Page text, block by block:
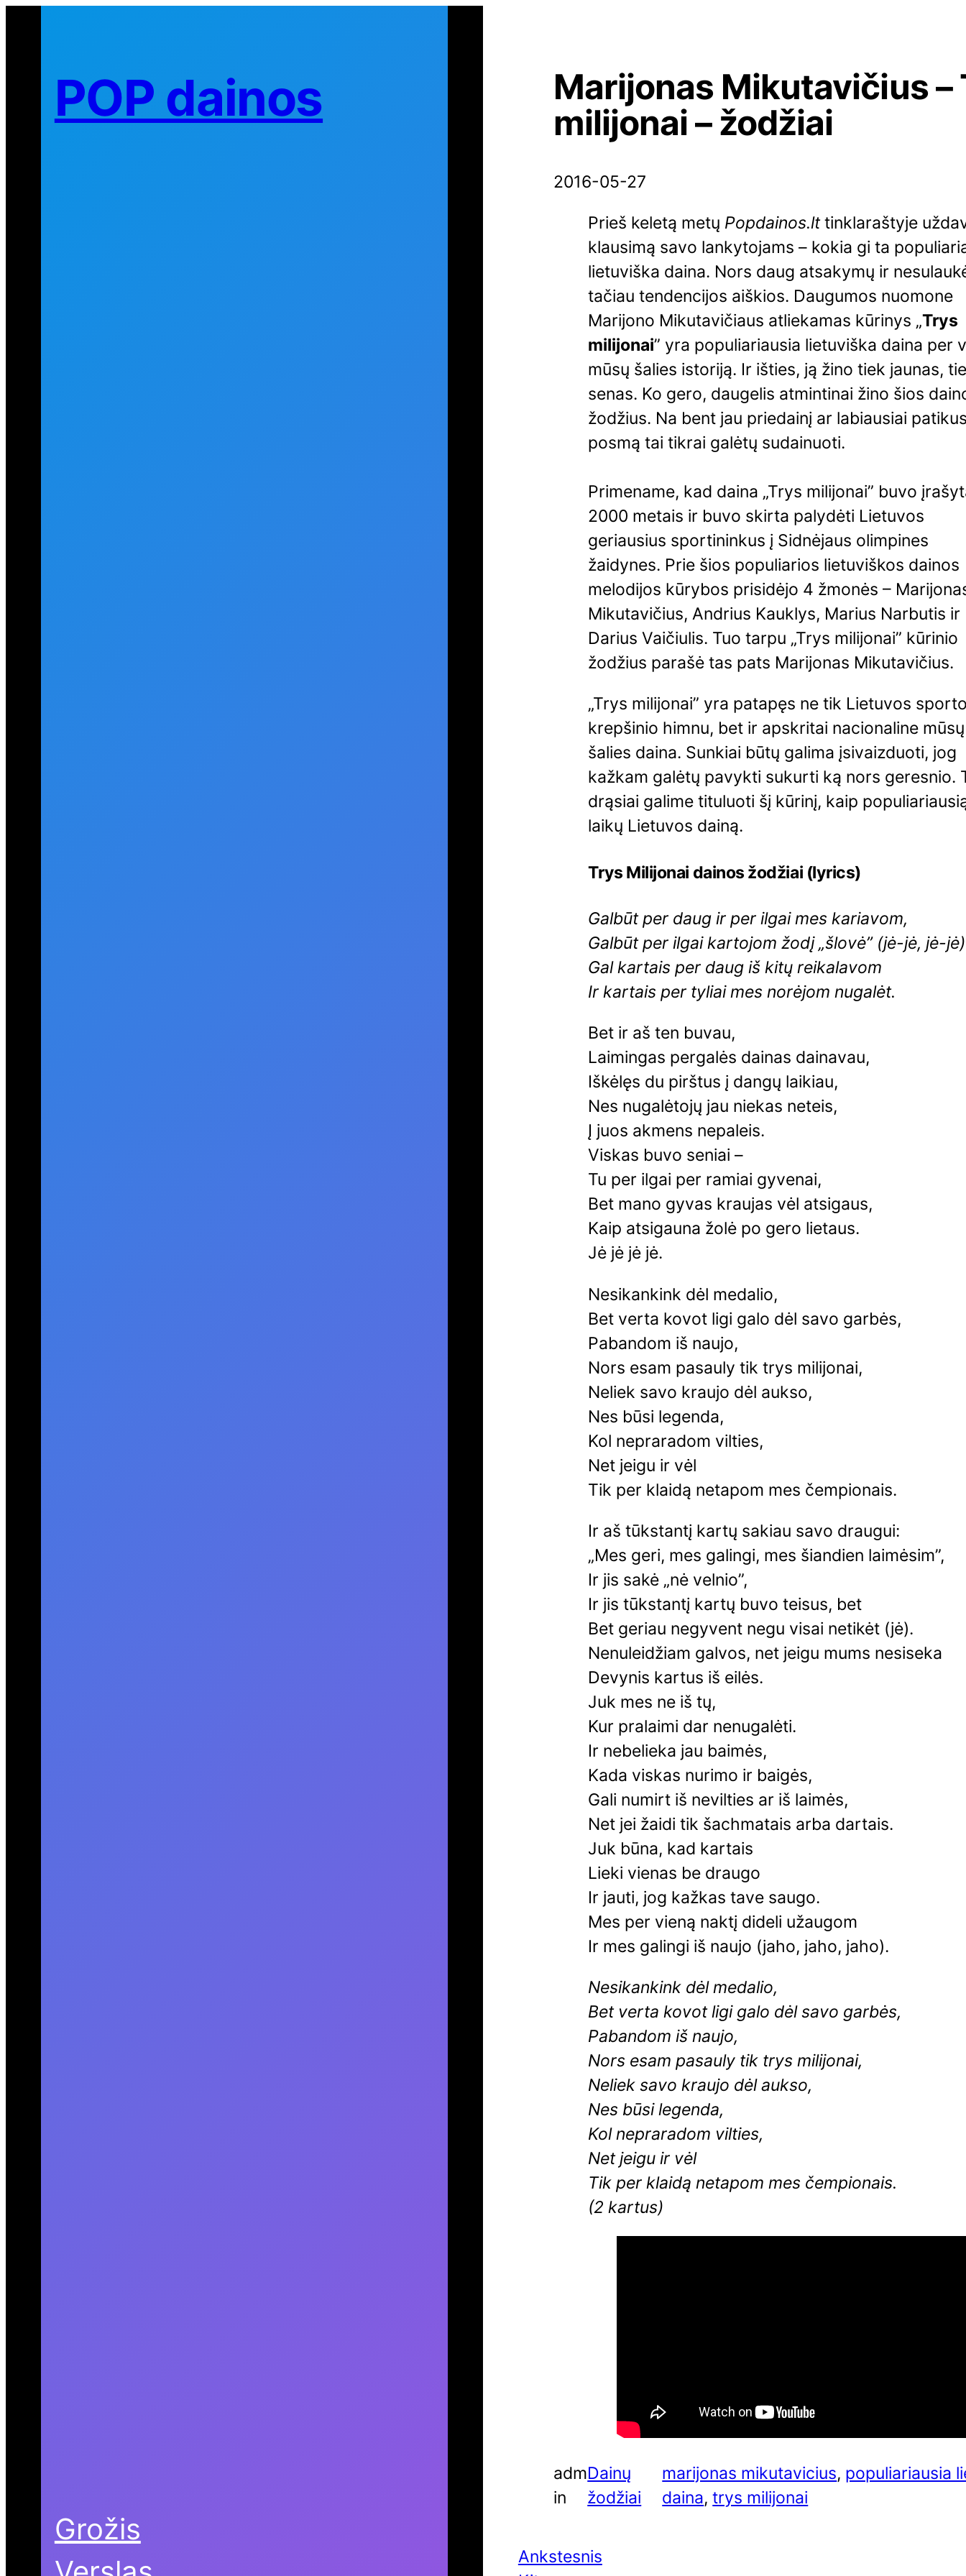
POP dainos
Grožis
Marijonas Mikutavičius –
milijonai – žodžiai
2016-05-27
Prieš keletą metų Popdainos.lttinklaraštyje
klausimą savo lankytojams – kokia gi ta
lietuviška daina. Nors daug atsakymų ir
tačiau tendencijos aiškios. Daugumos nuomone
Marijono Mikutavičiaus atliekamas kūrinys „Trys
milijonai” yra populiariausia lietuviška daina per
mūsų šalies istoriją. Ir išties, ją žino tiek jaunas,
senas. Ko gero, daugelis atmintinai žino šios
žodžius. Na bent jau priedainį ar labiausiai
posmą tai tikrai galėtų sudainuoti.
Primename, kad daina „Trys milijonai” buvo
2000 metais ir buvo skirta palydėti Lietuvos
geriausius sportininkus į Sidnėjaus olimpines
žaidynes. Prie šios populiarios lietuviškos dainos
melodijos kūrybos prisidėjo 4 žmonės –
Mikutavičius, Andrius Kauklys, Marius Narbutis ir
Darius Vaičiulis. Tuo tarpu „Trys milijonai” kūrinio
žodžius parašė tas pats Marijonas Mikutavičius.
„Trys milijonai” yra patapęs ne tik Lietuvos
krepšinio himnu, bet ir apskritai nacionaline mūsų
šalies daina. Sunkiai būtų galima įsivaizduoti, jog
kažkam galėtų pavykti sukurti ką nors geresnio.
drąsiai galime tituluoti šį kūrinį, kaip
laikų Lietuvos dainą.
Trys Milijonai dainos žodžiai (lyrics)
Galbūt per daug ir per ilgai mes kariavom,
Galbūt per ilgai kartojom žodį „šlovė” (jė-jė, jė-jė)
Gal kartais per daug iš kitų reikalavom
Ir kartais per tyliai mes norėjom nugalėt.
Bet ir aš ten buvau,
Laimingas pergalės dainas dainavau,
Iškėlęs du pirštus į dangų laikiau,
Nes nugalėtojų jau niekas neteis,
Į juos akmens nepaleis.
Viskas buvo seniai –
Tu per ilgai per ramiai gyvenai,
Bet mano gyvas kraujas vėl atsigaus,
Kaip atsigauna žolė po gero lietaus.
Jė jė jė jė.
Nesikankink dėl medalio,
Bet verta kovot ligi galo dėl savo garbės,
Pabandom iš naujo,
Nors esam pasauly tik trys milijonai,
Neliek savo kraujo dėl aukso,
Nes būsi legenda,
Kol nepraradom vilties,
Net jeigu ir vėl
Tik per klaidą netapom mes čempionais.
Ir aš tūkstantį kartų sakiau savo draugui:
„Mes geri, mes galingi, mes šiandien laimėsim”,
Ir jis sakė „nė velnio”,
Ir jis tūkstantį kartų buvo teisus, bet
Bet geriau negyvent negu visai netikėt (jė).
Nenuleidžiam galvos, net jeigu mums nesiseka
Devynis kartus iš eilės.
Juk mes ne iš tų,
Kur pralaimi dar nenugalėti.
Ir nebelieka jau baimės,
Kada viskas nurimo ir baigės,
Gali numirt iš nevilties ar iš laimės,
Net jei žaidi tik šachmatais arba dartais.
Juk būna, kad kartais
Lieki vienas be draugo
Ir jauti, jog kažkas tave saugo.
Mes per vieną naktį dideli užaugom
Ir mes galingi iš naujo (jaho, jaho, jaho).
Nesikankink dėl medalio,
Bet verta kovot ligi galo dėl savo garbės,
Pabandom iš naujo,
Nors esam pasauly tik trys milijonai,
Neliek savo kraujo dėl aukso,
Nes būsi legenda,
Kol nepraradom vilties,
Net jeigu ir vėl
Tik per klaidą netapom mes čempionais.
(2 kartus)
adm
in
Dainų
žodžiai
marijonas mikutavicius, populiariausia
daina, trys milijonai
Ankstesnis